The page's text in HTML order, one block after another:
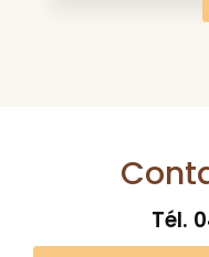
Tél.